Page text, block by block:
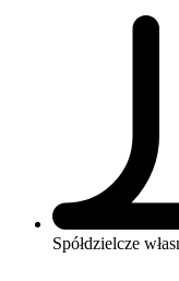
Spółdzielcze